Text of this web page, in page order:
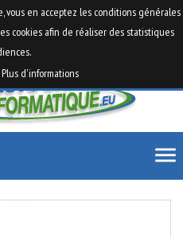
vous en acceptez les conditions générales
cookies afin de réaliser des statistiques
Plus d'informations
 shopping_cart
0
menu